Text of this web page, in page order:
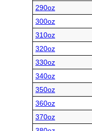
290oz
300oz
310oz
320oz
330oz
340oz
350oz
360oz
370oz